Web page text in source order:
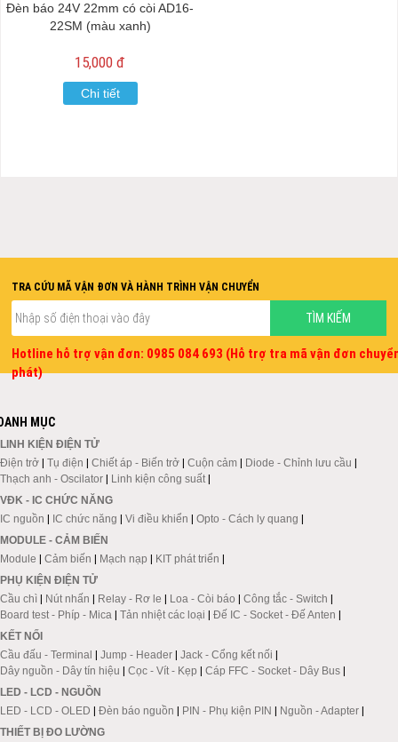
Đèn báo 24V 22mm có còi AD16-
22SM (màu xanh)
15,000 đ
Chi tiết
TRA CỨU MÃ VẬN ĐƠN VÀ HÀNH TRÌNH VẬN CHUYỂN
Hotline hỗ trợ vận đơn: 0985 084 693 (Hỗ trợ tra mã vận đơn
phát)
MỤC
LINH KIỆN ĐIỆN TỬ
Điện trở | Tụ điện | Chiết áp - Biến trở | Cuộn cảm | Diode - Chỉnh lưu cầu |
Thạch anh - Oscilator | Linh kiện công suất |
VĐK - IC CHỨC NĂNG
IC nguồn | IC chức năng | Vi điều khiển | Opto - Cách ly quang |
MODULE - CẢM BIẾN
Module | Cảm biến | Mạch nạp | KIT phát triển |
PHỤ KIỆN ĐIỆN TỬ
Cầu chì | Nút nhấn | Relay - Rơ le | Loa - Còi báo | Công tắc - Switch |
Board test - Phíp - Mica | Tản nhiệt các loại | Đế IC - Socket - Đế Anten |
KẾT NỐI
Cầu đấu - Terminal | Jump - Header | Jack - Cổng kết nối |
Dây nguồn - Dây tín hiệu | Cọc - Vít - Kẹp | Cáp FFC - Socket - Dây Bus |
LED - LCD - NGUỒN
LED - LCD - OLED | Đèn báo nguồn | PIN - Phụ kiện PIN | Nguồn - Adapter |
THIẾT BỊ ĐO LƯỜNG